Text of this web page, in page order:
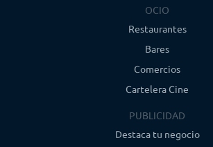
OCIO
Restaurantes
Bares
Comercios
Cartelera Cine
PUBLICIDAD
Destaca tu negocio